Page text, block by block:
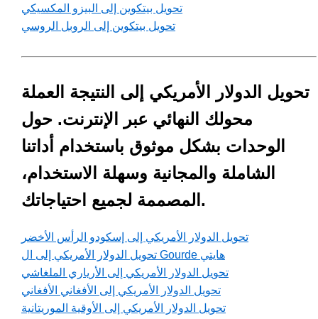
تحويل بيتكوين إلى البيزو المكسيكي
تحويل بيتكوين إلى الروبل الروسي
تحويل الدولار الأمريكي إلى النتيجة العملة
محولك النهائي عبر الإنترنت. حول
الوحدات بشكل موثوق باستخدام أداتنا
الشاملة والمجانية وسهلة الاستخدام،
المصممة لجميع احتياجاتك.
تحويل الدولار الأمريكي إلى إسكودو الرأس الأخضر
تحويل الدولار الأمريكي إلى ال Gourde هايتي
تحويل الدولار الأمريكي إلى الأرياري الملغاشي
تحويل الدولار الأمريكي إلى الأفغاني الأفغاني
تحويل الدولار الأمريكي إلى الأوقية الموريتانية